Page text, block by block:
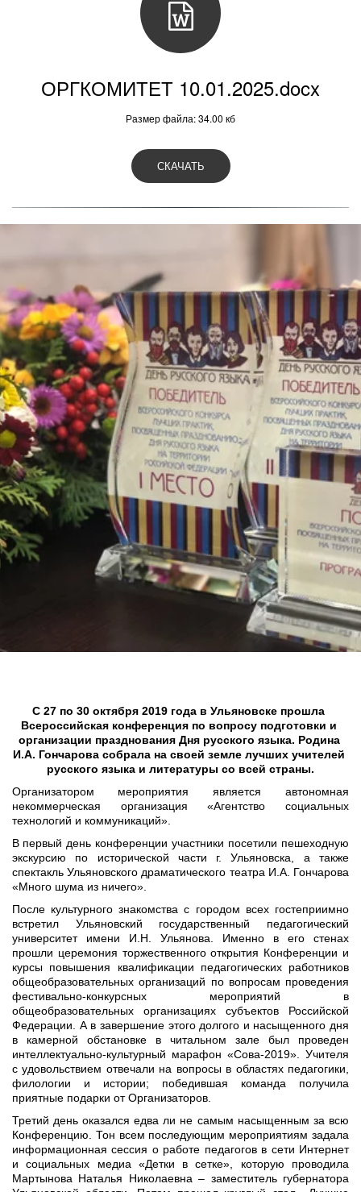
ОРГКОМИТЕТ 10.01.2025.docx
Размер файла: 34.00 кб
СКАЧАТЬ
С 27 по 30 октября 2019 года в Ульяновске прошла
Всероссийская конференция по вопросу подготовки и
организации празднования Дня русского языка. Родина
И.А. Гончарова собрала на своей земле лучших учителей
русского языка и литературы со всей страны.
Организатором мероприятия является автономная
некоммерческая организация «Агентство социальных
технологий и коммуникаций».
В первый день конференции участники посетили пешеходную
экскурсию по исторической части г. Ульяновска, а также
спектакль Ульяновского драматического театра И.А. Гончарова
«Много шума из ничего».
После культурного знакомства с городом всех гостеприимно
встретил Ульяновский государственный педагогический
университет имени И.Н. Ульянова. Именно в его стенах
прошли церемония торжественного открытия Конференции и
курсы повышения квалификации педагогических работников
общеобразовательных организаций по вопросам проведения
фестивально-конкурсных мероприятий в
общеобразовательных организациях субъектов Российской
Федерации. А в завершение этого долгого и насыщенного дня
в камерной обстановке в читальном зале был проведен
интеллектуально-культурный марафон «Сова-2019». Учителя
с удовольствием отвечали на вопросы в областях педагогики,
филологии и истории; победившая команда получила
приятные подарки от Организаторов.
Третий день оказался едва ли не самым насыщенным за всю
Конференцию. Тон всем последующим мероприятиям задала
информационная сессия о работе педагогов в сети Интернет
и социальных медиа «Детки в сетке», которую проводила
Мартынова Наталья Николаевна – заместитель губернатора